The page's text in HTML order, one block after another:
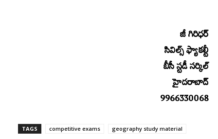
జీ గిరిధర్‌
సివిల్స్‌ ఫ్యాకల్టీ
బీసీ స్టడీ సర్కిల్‌
హైదరాబాద్‌
9966330068
TAGS competitive exams geography study material